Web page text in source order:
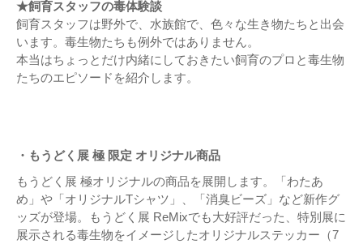
★飼育スタッフの毒体験談
飼育スタッフは野外で、水族館で、色々な生き物たちと出会
います。毒生物たちも例外ではありません。
本当はちょっとだけ内緒にしておきたい飼育のプロと毒生物
たちのエピソードを紹介します。
・もうどく展 極 限定 オリジナル商品
もうどく展 極オリジナルの商品を展開します。「わたあ
め」や「オリジナルTシャツ」、「消臭ビーズ」など新作グ
ッズが登場。もうどく展 ReMixでも大好評だった、特別展に
展示される毒生物をイメージしたオリジナルステッカー（7